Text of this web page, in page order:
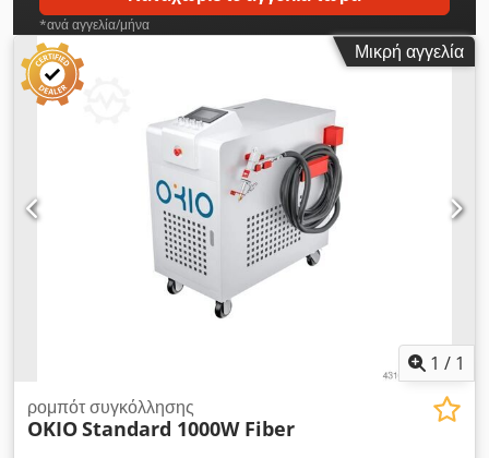
*ανά αγγελία/μήνα
Μικρή αγγελία
1 / 1
ρομπότ συγκόλλησης
OKIOStandard 1000W Fiber